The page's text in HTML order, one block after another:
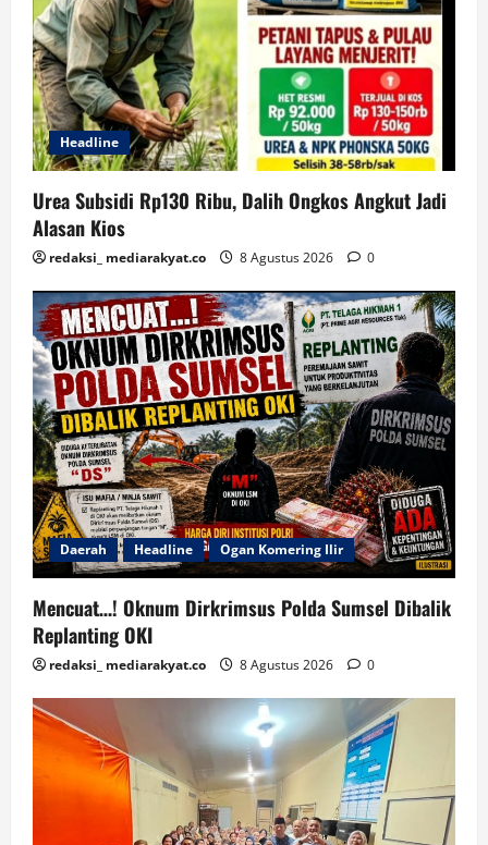
Headline
Urea Subsidi Rp130 Ribu, Dalih Ongkos Angkut Jadi
Alasan Kios
redaksi_ mediarakyat.co 8 Agustus 2026 0
Daerah Headline Ogan Komering Ilir
Mencuat…! Oknum Dirkrimsus Polda Sumsel Dibalik
Replanting OKI
redaksi_ mediarakyat.co 8 Agustus 2026 0